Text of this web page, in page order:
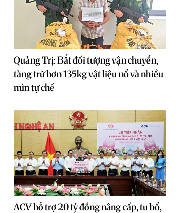
Quảng Trị: Bắt đối tượng vận chuyển,
tàng trữ hơn 135kg vật liệu nổ và nhiều
mìn tự chế
ACV hỗ trợ 20 tỷ đồng nâng cấp, tu bổ,